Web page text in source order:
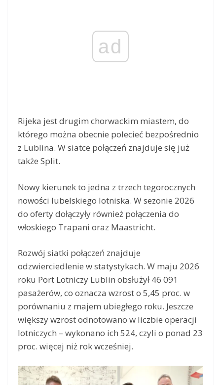
ad
Rijeka jest drugim chorwackim miastem, do
którego można obecnie polecieć bezpośrednio
z Lublina. W siatce połączeń znajduje się już
także Split.
Nowy kierunek to jedna z trzech tegorocznych
nowości lubelskiego lotniska. W sezonie 2026
do oferty dołączyły również połączenia do
włoskiego Trapani oraz Maastricht.
Rozwój siatki połączeń znajduje
odzwierciedlenie w statystykach. W maju 2026
roku Port Lotniczy Lublin obsłużył 46 091
pasażerów, co oznacza wzrost o 5,45 proc. w
porównaniu z majem ubiegłego roku. Jeszcze
większy wzrost odnotowano w liczbie operacji
lotniczych – wykonano ich 524, czyli o ponad 23
proc. więcej niż rok wcześniej.